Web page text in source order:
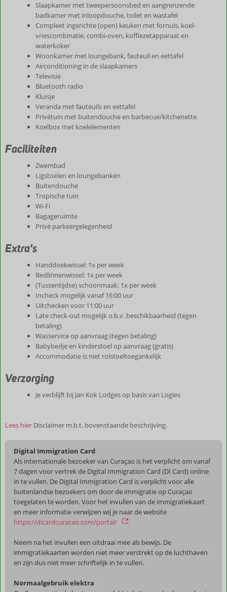
Slaapkamer met tweepersoonsbed en aangrenzende
badkamer met inloopdouche, toilet en wastafel
Compleet ingerichte (open) keuken met fornuis, koel-
vriescombinatie, combi-oven, koffiezetapparaat en
waterkoker
Woonkamer met loungebank, fauteuil en eettafel
Airconditioning in de slaapkamers
Televisie
Bluetooth radio
Kluisje
Veranda met fauteuils en eettafel
Privétuin met buitendouche en barbecue/kitchenette
Koelbox met koelelementen
Faciliteiten
Zwembad
Ligstoelen en loungebanken
Buitendouche
Tropische tuin
Wi-Fi
Bagageruimte
Privé parkeergelegenheid
Extra's
Handdoekwissel: 1x per week
Bedlinnenwissel: 1x per week
(Tussentijdse) schoonmaak: 1x per week
Incheck mogelijk vanaf 16:00 uur
Uitchecken voor 11:00 uur
Late check-out mogelijk o.b.v. beschikbaarheid (tegen
betaling)
Wasservice op aanvraag (tegen betaling)
Babybedje en kinderstoel op aanvraag (gratis)
Accommodatie is niet rolstoeltoegankelijk
Verzorging
Je verblijft bij Jan Kok Lodges op basis van Logies
Lees hier Disclaimer m.b.t. bovenstaande beschrijving.
Digital Immigration Card
Als internationale bezoeker van Curaçao is het verplicht om vanaf
7 dagen voor vertrek de Digital Immigration Card (DI Card) online
in te vullen. De Digital Immigration Card is verplicht voor alle
buitenlandse bezoekers om door de immigratie op Curaçao
toegelaten te worden. Voor het invullen van de immigratiekaart
en meer informatie verwijzen wij je naar de website
https://dicardcuracao.com/portal/
Neem na het invullen een uitdraai mee als bewijs. De
immigratiekaarten worden niet meer verstrekt op de luchthaven
en zijn dus niet meer schriftelijk in te vullen.
Normaalgebruik elektra